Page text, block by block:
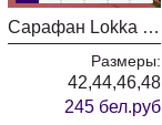
Сарафан Lokka 1875 желтый
Размеры:
42,44,46,48
245 бел.руб